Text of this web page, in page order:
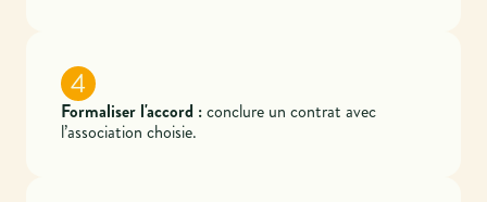
4
Formaliser l'accord :conclure un contrat avec
l’association choisie.